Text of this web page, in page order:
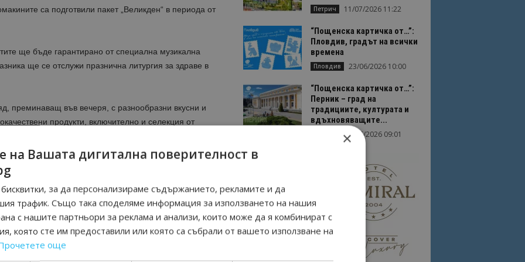
са подготвили пакет „Великден“ в периода от
ще бъде гарантирано от специална музикална
ще се отслужи празнична литургия за здраве в
преминаващ във вечеря, с разнообразни вкусни и
продукти, включително и селекция от
ферми, празничен хляб и козунак от домашната
шарени яйца. За най-малките забавлението ще е
с нашите аниматори, боядисване на яйца и
Петрич 11/07/2026 11:22
“Пощенска картичка от…”:
Пловдив, градът на всички
времена
Пловдив 23/06/2026 10:00
“Пощенска картичка от…”:
Перник – град на
традициите, културата и
вдъхновяващите...
17/06/2026 09:01
×
на Вашата дигитална поверителност в
за да персонализираме съдържанието, рекламите и да
трафик. Също така споделяме информация за използването на нашия
с нашите партньори за реклама и анализи, които може да я комбинират с
която сте им предоставили или която са събрали от вашето използване на
още